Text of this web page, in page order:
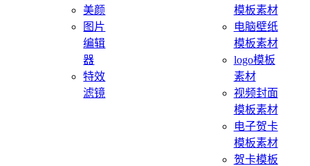
美颜
图片
编辑
器
特效
滤镜
模板素材
电脑壁纸
模板素材
logo模板
素材
视频封面
模板素材
电子贺卡
模板素材
贺卡模板